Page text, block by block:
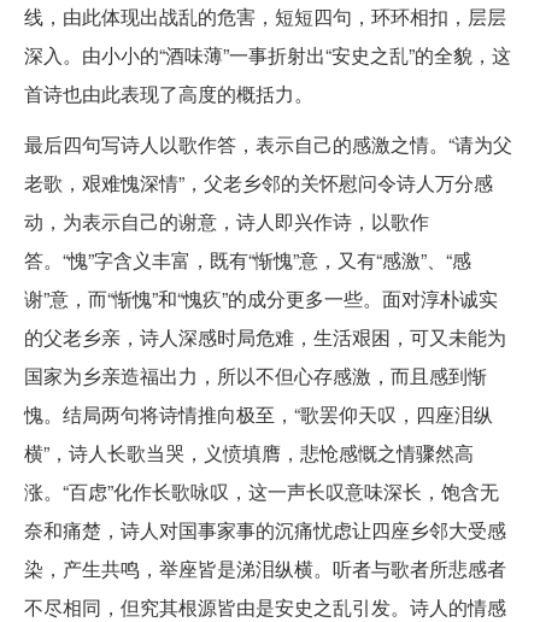
线，由此体现出战乱的危害，短短四句，环环相扣，层层
深入。由小小的“酒味薄”一事折射出“安史之乱”的全貌，这
首诗也由此表现了高度的概括力。
最后四句写诗人以歌作答，表示自己的感激之情。“请为父
老歌，艰难愧深情”，父老乡邻的关怀慰问令诗人万分感
动，为表示自己的谢意，诗人即兴作诗，以歌作
答。“愧”字含义丰富，既有“惭愧”意，又有“感激”、“感
谢”意，而“惭愧”和“愧疚”的成分更多一些。面对淳朴诚实
的父老乡亲，诗人深感时局危难，生活艰困，可又未能为
国家为乡亲造福出力，所以不但心存感激，而且感到惭
愧。结局两句将诗情推向极至，“歌罢仰天叹，四座泪纵
横”，诗人长歌当哭，义愤填膺，悲怆感慨之情骤然高
涨。“百虑”化作长歌咏叹，这一声长叹意味深长，饱含无
奈和痛楚，诗人对国事家事的沉痛忧虑让四座乡邻大受感
染，产生共鸣，举座皆是涕泪纵横。听者与歌者所悲感者
不尽相同，但究其根源皆由是安史之乱引发。诗人的情感